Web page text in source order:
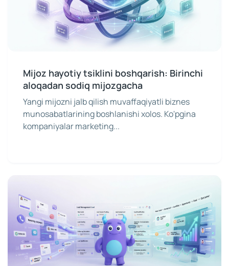
Mijoz hayotiy tsiklini boshqarish: Birinchi
aloqadan sodiq mijozgacha
Yangi mijozni jalb qilish muvaffaqiyatli biznes
munosabatlarining boshlanishi xolos. Ko'pgina
kompaniyalar marketing...